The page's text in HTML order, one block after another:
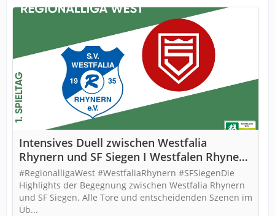
Intensives Duell zwischen Westfalia
Rhynern und SF Siegen I Westfalen Rhynern
vs SF Siegen I RL West
#RegionalligaWest #WestfaliaRhynern #SFSiegenDie
Highlights der Begegnung zwischen Westfalia Rhynern
und SF Siegen. Alle Tore und entscheidenden Szenen im
Üb...